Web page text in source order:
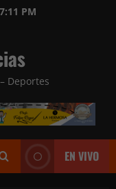
PM
Deportes
EN VIVO